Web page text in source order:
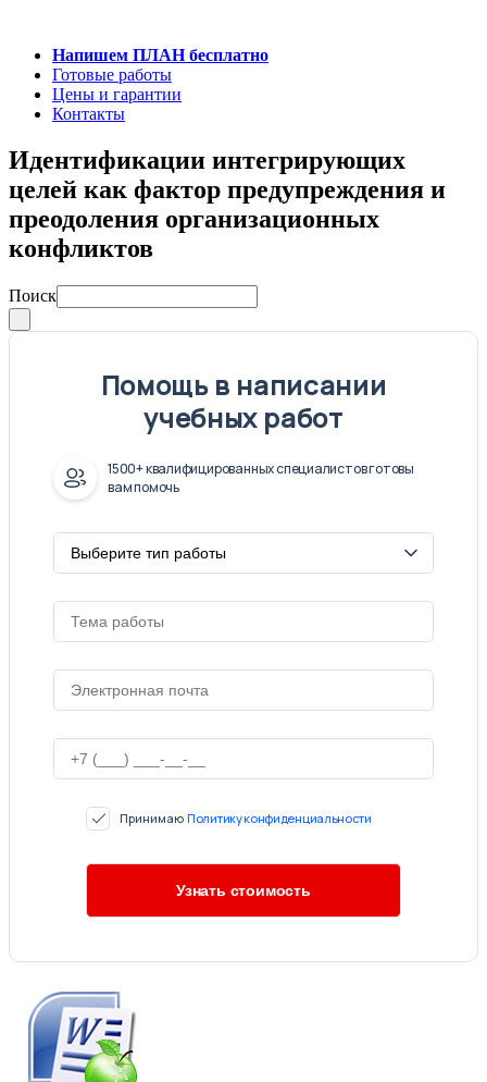
Напишем ПЛАН бесплатно
Готовые работы
Цены и гарантии
Контакты
Идентификации интегрирующих
целей как фактор предупреждения и
преодоления организационных
конфликтов
Поиск
Помощь в написании
учебных работ
1500+ квалифицированных специалистов готовы
вам помочь
Принимаю Политику конфиденциальности